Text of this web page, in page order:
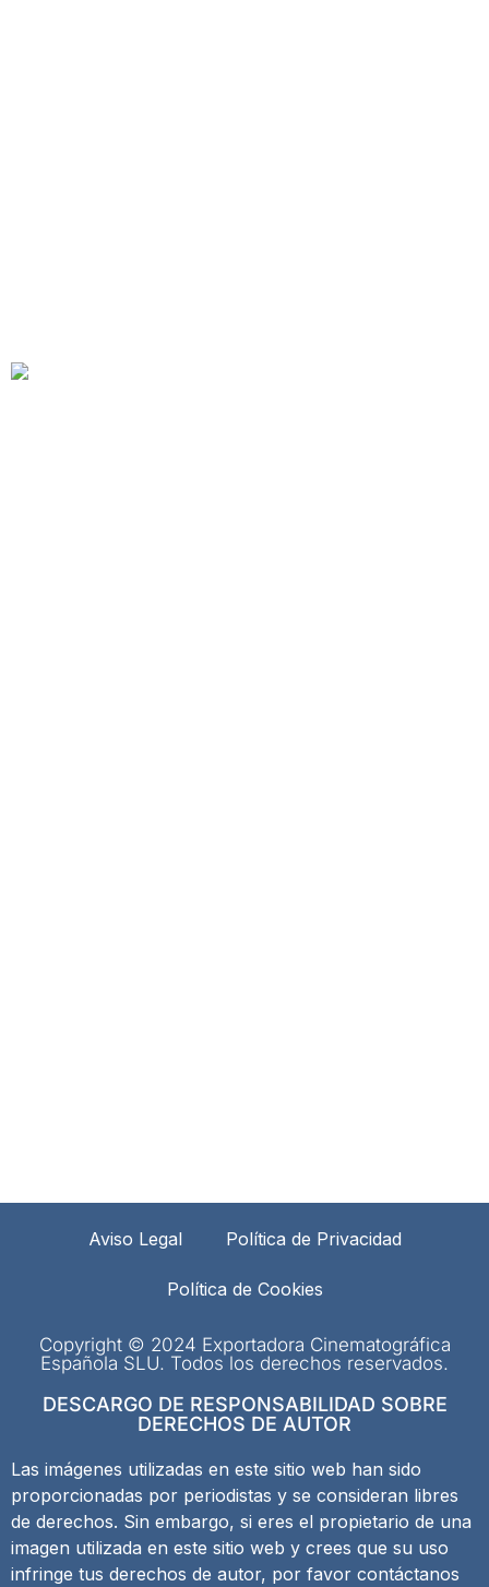
Aviso Legal Política de Privacidad
Política de Cookies
Copyright © 2024 Exportadora Cinematográfica
Española SLU. Todos los derechos reservados.
DESCARGO DE RESPONSABILIDAD SOBRE
DERECHOS DE AUTOR
Las imágenes utilizadas en este sitio web han sido
proporcionadas por periodistas y se consideran libres
de derechos. Sin embargo, si eres el propietario de una
imagen utilizada en este sitio web y crees que su uso
infringe tus derechos de autor, por favor contáctanos